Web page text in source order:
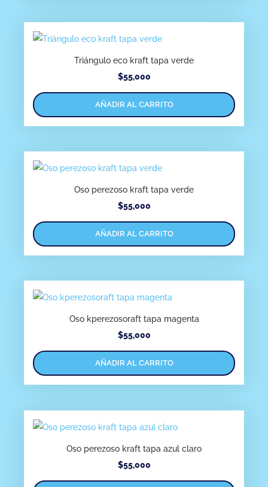
Triángulo eco kraft tapa verde
$55,000
AÑADIR AL CARRITO
Oso perezoso kraft tapa verde
$55,000
AÑADIR AL CARRITO
Oso kperezosoraft tapa magenta
$55,000
AÑADIR AL CARRITO
Oso perezoso kraft tapa azul claro
$55,000